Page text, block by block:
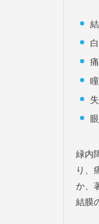
緑内
り、
か、
結膜